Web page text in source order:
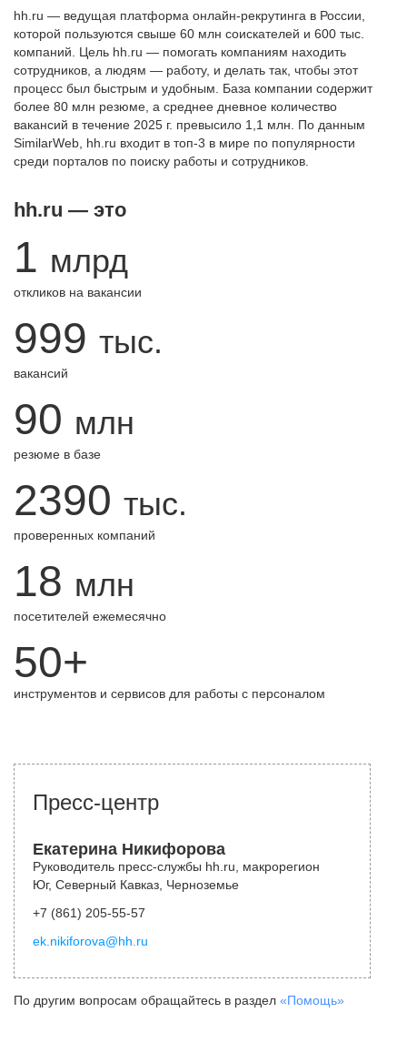
hh.ru — ведущая платформа онлайн-рекрутинга в России,
которой пользуются свыше 60 млн соискателей и 600 тыс.
компаний. Цель hh.ru — помогать компаниям находить
сотрудников, а людям — работу, и делать так, чтобы этот
процесс был быстрым и удобным. База компании содержит
более 80 млн резюме, а среднее дневное количество
вакансий в течение 2025 г. превысило 1,1 млн. По данным
SimilarWeb, hh.ru входит в топ-3 в мире по популярности
среди порталов по поиску работы и сотрудников.
hh.ru — это
1 млрд
откликов на вакансии
999 тыс.
вакансий
90 млн
резюме в базе
2390 тыс.
проверенных компаний
18 млн
посетителей ежемесячно
50+
инструментов и сервисов для работы с персоналом
Пресс-центр
Екатерина Никифорова
Руководитель пресс-службы hh.ru, макрорегион
Юг, Северный Кавказ, Черноземье
+7 (861) 205-55-57
ek.nikiforova@hh.ru
По другим вопросам обращайтесь в раздел «Помощь»